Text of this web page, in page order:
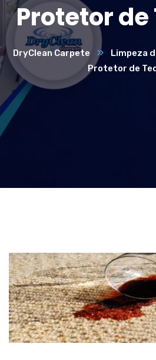
Protetor de
DryClean Carpete
Limpeza
Protetor de